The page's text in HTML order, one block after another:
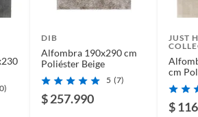
DIB
Alfombra 190x290 cm
Poliéster Beige
5 (7)
$ 257.990
JUST
cm
$